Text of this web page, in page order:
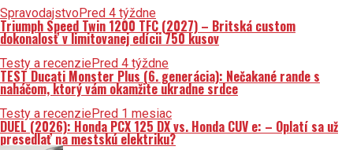
SpravodajstvoPred 4 týždne
Triumph Speed Twin 1200 TFC (2027) – Britská custom
dokonalosť v limitovanej edícii 750 kusov
Testy a recenziePred 4 týždne
TEST Ducati Monster Plus (6. generácia): Nečakané rande s
naháčom, ktorý vám okamžite ukradne srdce
Testy a recenziePred 1 mesiac
DUEL (2026): Honda PCX 125 DX vs. Honda CUV e: – Oplatí sa už
presedlať na mestskú elektriku?